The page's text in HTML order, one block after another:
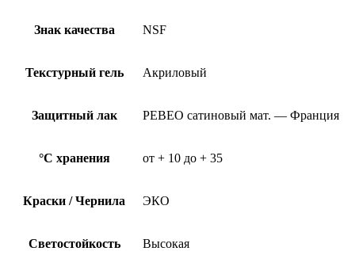
Знак качества NSF
Текстурный гель Акриловый
Защитный лак PEBEO сатиновый мат. — Франция
°C хранения от + 10 до + 35
Краски / Чернила ЭКО
Светостойкость Высокая